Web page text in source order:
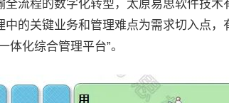
全流程的数字化转型，太原易思软件技
的关键业务和管理难点为需求切入点
体化综合管理平台”。